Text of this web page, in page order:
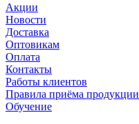
Акции
Новости
Доставка
Оптовикам
Оплата
Контакты
Работы клиентов
Правила приёма продукции
Обучение